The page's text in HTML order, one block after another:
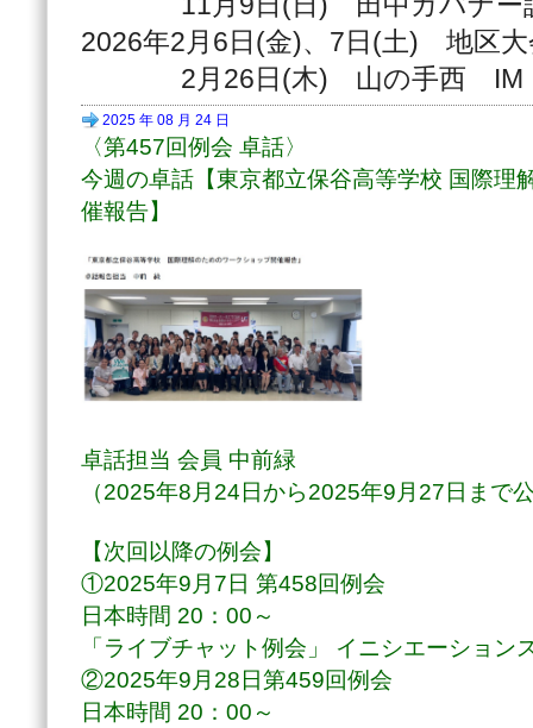
2026年2月6日(金)、7日(土) 地区大
2月26日(木) 山の手西 IM
2025 年 08 月 24 日
〈第457回例会 卓話〉
今週の卓話【東京都立保谷高等学校 国際理
催報告】
卓話担当 会員 中前緑
（2025年8月24日から2025年9月27日まで
【次回以降の例会】
①2025年9月7日 第458回例会
日本時間 20：00～
「ライブチャット例会」 イニシエーション
②2025年9月28日第459回例会
日本時間 20：00～